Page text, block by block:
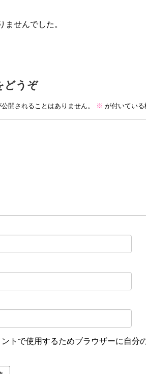
ませんでした。
どうぞ
開されることはありません。 ※ が付いてい
トで使用するためブラウザーに自分